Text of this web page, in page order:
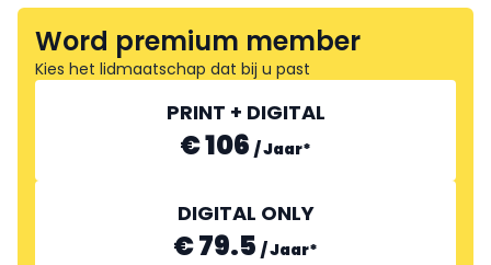
Word premium member
Kies het lidmaatschap dat bij u past
PRINT + DIGITAL
€ 106 /Jaar*
DIGITAL ONLY
€ 79.5 /Jaar*